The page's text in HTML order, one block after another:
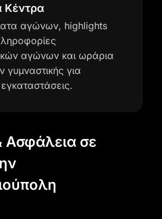
Κέντρα
αγώνων, highlights
αγώνων και ωράρια
γυμναστικής για
Ασφάλεια σε